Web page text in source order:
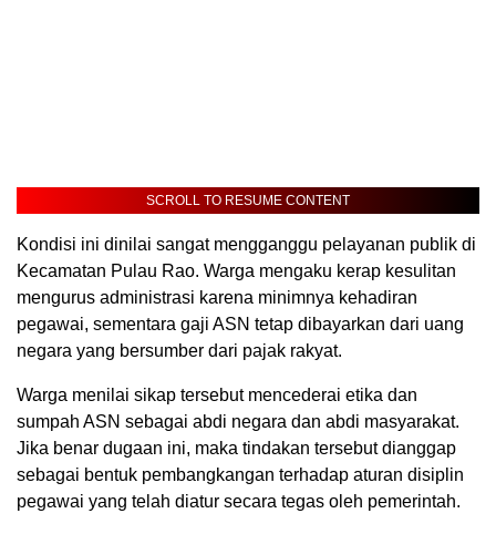
SCROLL TO RESUME CONTENT
Kondisi ini dinilai sangat mengganggu pelayanan publik di
Kecamatan Pulau Rao. Warga mengaku kerap kesulitan
mengurus administrasi karena minimnya kehadiran
pegawai, sementara gaji ASN tetap dibayarkan dari uang
negara yang bersumber dari pajak rakyat.
Warga menilai sikap tersebut mencederai etika dan
sumpah ASN sebagai abdi negara dan abdi masyarakat.
Jika benar dugaan ini, maka tindakan tersebut dianggap
sebagai bentuk pembangkangan terhadap aturan disiplin
pegawai yang telah diatur secara tegas oleh pemerintah.